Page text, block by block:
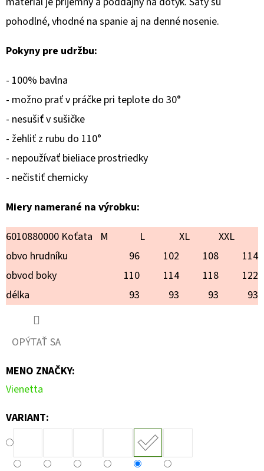
pohodlné, vhodné na spanie aj na denné nosenie.
Pokyny pre udržbu:
- 100% bavlna
- možno prať v práčke pri teplote do 30°
- nesušiť v sušičke
- žehliť z rubu do 110°
- nepoužívať bieliace prostriedky
- nečistiť chemicky
Miery namerané na výrobku:
6010880000 Koťata
M L XL
XXL
obvo hrudníku
96 102 108
114
obvod boky
110 114 118
122
délka
93 93 93 93
OPÝTAŤ SA
MENO ZNAČKY:
Vienetta
VARIANT:
DOMÁCE
ŠATY
S
RUKÁVOM
GINKGO
€18,90